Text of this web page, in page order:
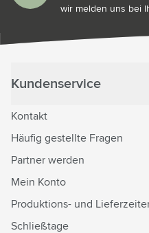
wir melden uns bei
Kundenservice
Kontakt
Häufig gestellte Fragen
Partner werden
Mein Konto
Produktions- und
Schließtage